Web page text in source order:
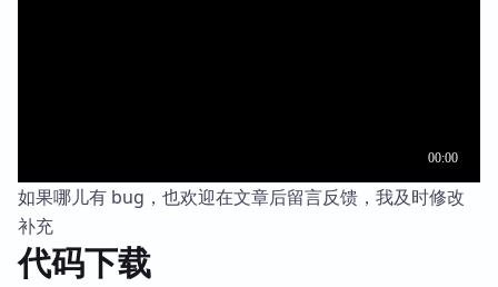
如果哪儿有 bug，也欢迎在文章后留言反馈，我及时修改
补充
代码下载